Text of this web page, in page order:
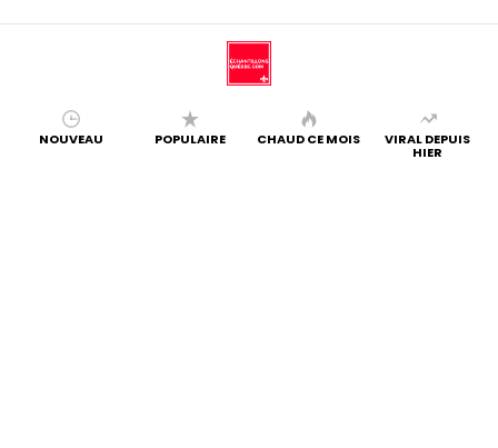
NOUVEAU POPULAIRE CHAUD CE MOIS VIRAL DEPUIS
HIER